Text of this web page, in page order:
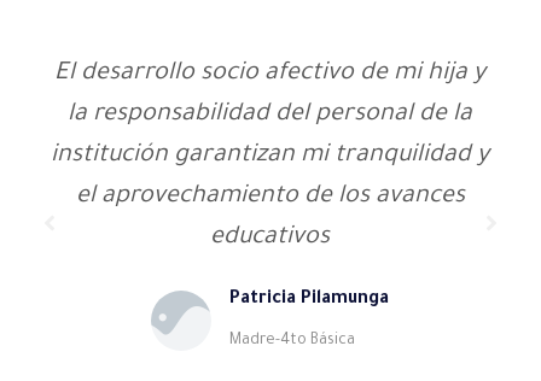
El desarrollo socio afectivo de mi hija y
la responsabilidad del personal de la
institución garantizan mi tranquilidad y
el aprovechamiento de los avances
educativos
Patricia Pilamunga
Madre-4to Básica